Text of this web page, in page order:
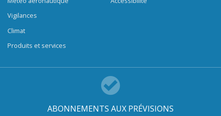
Vigilances
Climat
Produits et services
ABONNEMENTS AUX PRÉVISIONS